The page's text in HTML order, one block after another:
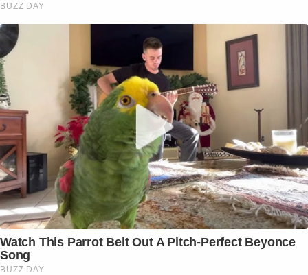
BUZZ DAY
Watch This Parrot Belt Out A Pitch-Perfect Beyonce
Song
BUZZ DAY